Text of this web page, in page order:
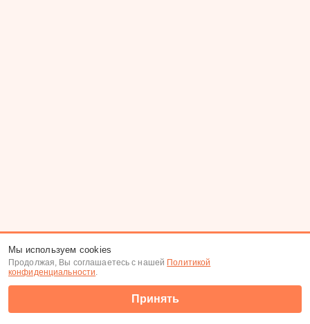
Мы используем cookies
Продолжая, Вы соглашаетесь с нашей Политикой
конфиденциальности.
Принять